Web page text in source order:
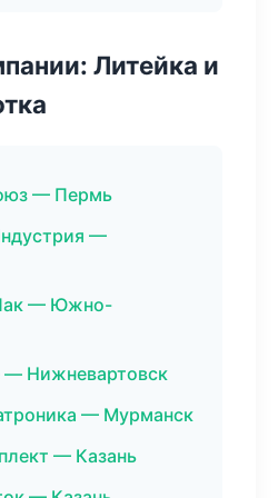
Литейка и
— Пермь
—
— Южно-
Нижневартовск
— Мурманск
— Казань